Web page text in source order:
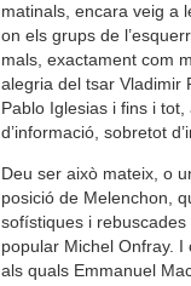
matinals, encara veig a
on els grups de
mals, exactament com
alegria del tsar Vladimir
Pablo Iglesias i fins i
d’informació, sobretot
Deu ser això mateix, o
posició de Melenchon,
sofístiques i rebuscades
popular Michel Onfray.
als quals Emmanuel